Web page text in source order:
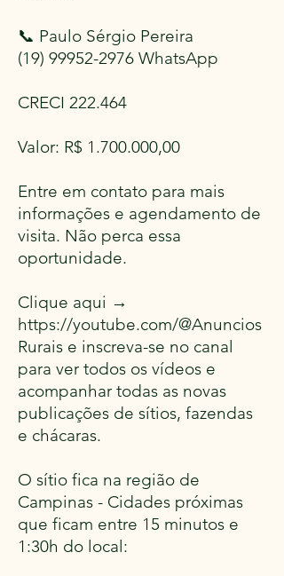
📞 Paulo Sérgio Pereira
(19) 99952-2976 WhatsApp
CRECI 222.464
Valor: R$ 1.700.000,00
Entre em contato para mais
informações e agendamento de
visita. Não perca essa
oportunidade.
Clique aqui →
https://youtube.com/@Anuncios
Rurais e inscreva-se no canal
para ver todos os vídeos e
acompanhar todas as novas
publicações de sítios, fazendas
e chácaras.
O sítio fica na região de
Campinas - Cidades próximas
que ficam entre 15 minutos e
1:30h do local: